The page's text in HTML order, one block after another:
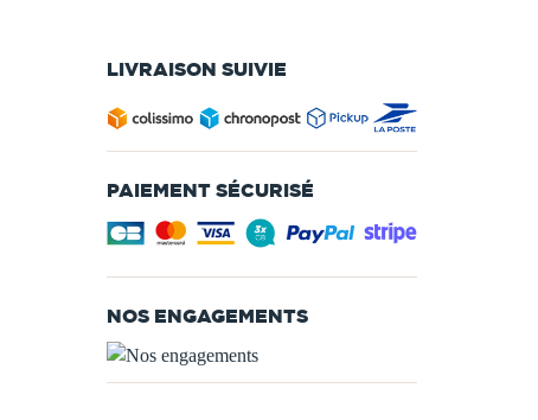
LIVRAISON SUIVIE
PAIEMENT SÉCURISÉ
NOS ENGAGEMENTS